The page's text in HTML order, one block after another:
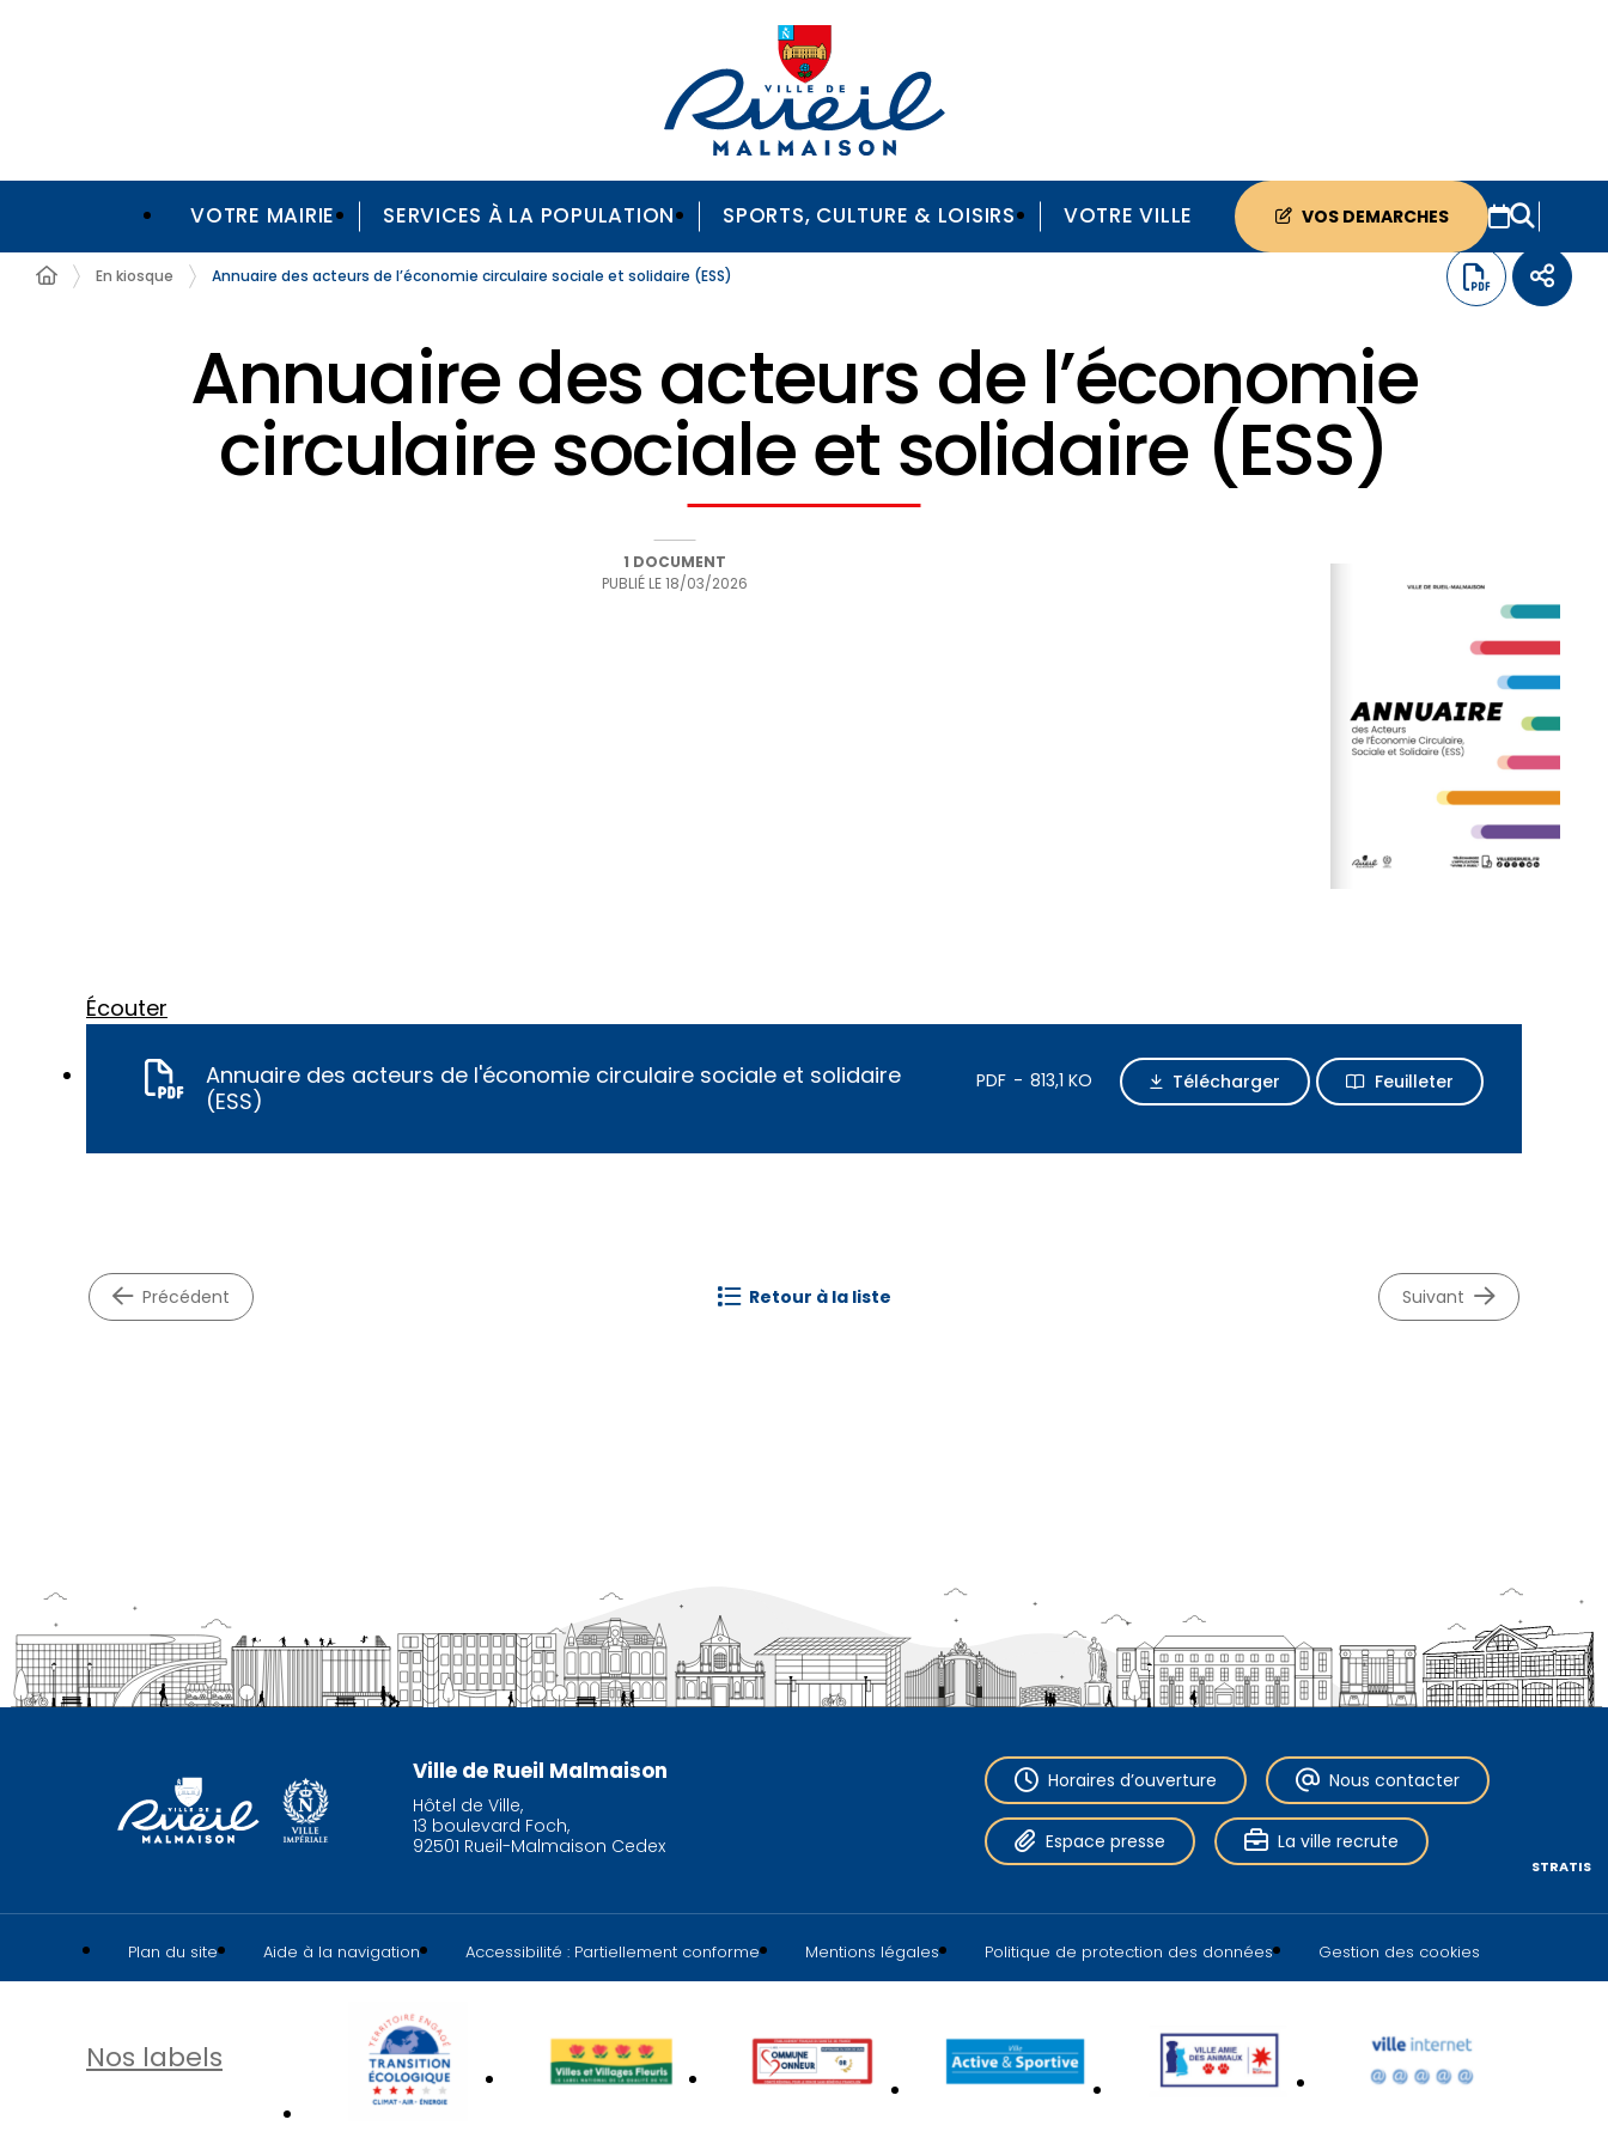
VOTRE MAIRIE SERVICES À LA POPULATION SPORTS, CULTURE & LOISIRS VOTRE VILLE VOS DEMARCHES
En kiosque Annuaire des acteurs de l’économie circulaire sociale et solidaire (ESS)
Annuaire des acteurs de l’économie
circulaire sociale et solidaire (ESS)
1 DOCUMENT
PUBLIÉ LE18/03/2026
Écouter
Annuaire des acteurs de l'économie circulaire sociale et solidaire
(ESS)
PDF 813,1 KO Télécharger Feuilleter
précédent retour à la liste suivant
Ville de Rueil Malmaison
Hôtel de Ville,
13 boulevard Foch,
92501 Rueil-Malmaison Cedex
Horaires d’ouverture Nous contacter
Espace presse La ville recrute
Plan du site Aide à la navigation Accessibilité : Partiellement conforme Mentions légales Politique de protection des données Gestion des cookies
STRATIS
Nos labels